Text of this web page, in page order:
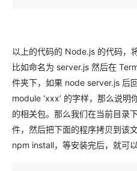
以上的代码的 Node.js 的代码，
比如命名为 server.js 然后在
件夹下，如果 node server.js 后
module ‘xxx’ 的字样，那么说明
的相关包。那么我们在当前目录
件，然后把下面的程序拷贝到该
npm install，等安装完后，就可